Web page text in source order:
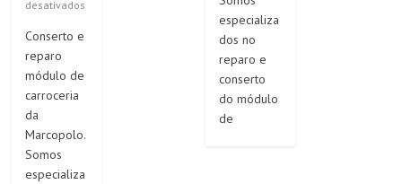
desativados
Conserto e
reparo
módulo de
carroceria
da
Marcopolo.
Somos
especializa
especializa
dos no
reparo e
conserto
do módulo
de